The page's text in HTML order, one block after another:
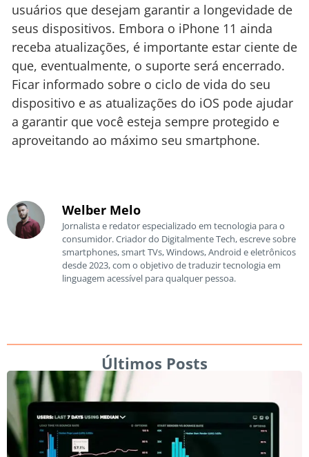
usuários que desejam garantir a longevidade de
seus dispositivos. Embora o iPhone 11 ainda
receba atualizações, é importante estar ciente de
que, eventualmente, o suporte será encerrado.
Ficar informado sobre o ciclo de vida do seu
dispositivo e as atualizações do iOS pode ajudar
a garantir que você esteja sempre protegido e
aproveitando ao máximo seu smartphone.
Welber Melo
Jornalista e redator especializado em tecnologia para o
consumidor. Criador do Digitalmente Tech, escreve sobre
smartphones, smart TVs, Windows, Android e eletrônicos
desde 2023, com o objetivo de traduzir tecnologia em
linguagem acessível para qualquer pessoa.
Últimos Posts